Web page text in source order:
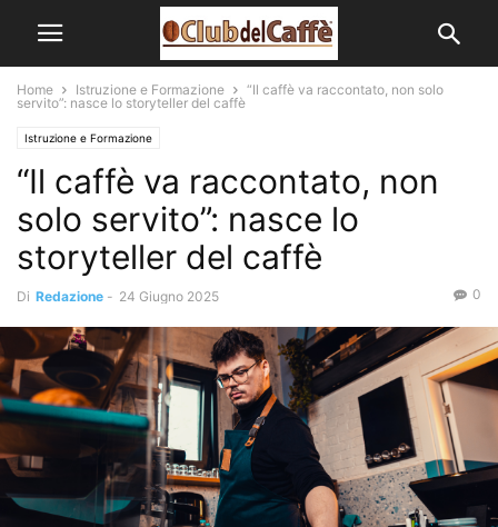
Home Istruzione e Formazione
“Il caffè va raccontato, non solo
servito”: nasce lo storyteller del caffè
Istruzione e Formazione
“Il caffè va raccontato, non
solo servito”: nasce lo
storyteller del caffè
Di Redazione - 24 Giugno 2025 0